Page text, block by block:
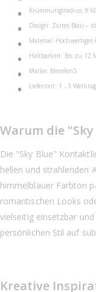
Krümmungsradius:
Design: Zartes Blau –
Material: Hochwertiges
Haltbarkeit: Bis zu 12
Marke: MeralenS
Lieferzeit: 1 - 3
Warum die
Die "Sky Blue"
hellen und strahlenden
himmelblauer Farbton
romantischen Looks
vielseitig einsetzbar
persönlichen Stil auf
Kreative